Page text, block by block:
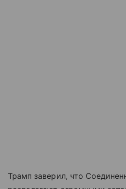
Трамп заверил, что